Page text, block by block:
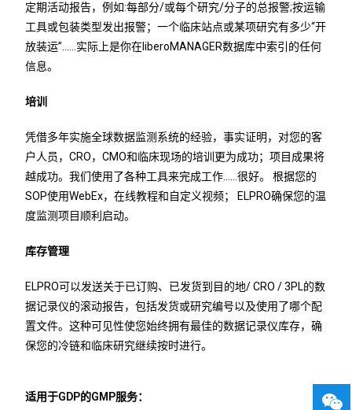
定期活动报告，例如:每部分/或每个研究/分子的总报警;按运输
工具或包装类型发出报警；一个临床站点或某项研究有多少“开
放装运”……实际上是你在liberoMANAGER数据库中索引的任何
信息。
培训
凭借多年实施全球数据监测系统的经验，事实证明，对您的客
户人员，CRO，CMO和临床现场的培训更为成功；项目成果将
越成功。我们使用了各种工具来完成工作……很好。 根据您的
SOP使用WebEx，在线教程和自定义视频； ELPRO确保您的温
度监测项目顺利启动。
库存管理
ELPRO可以发送关于已订购、已发货到目的地/ CRO / 3PL的数
据记录仪的滚动报告，包括发货或研究编号以及使用了哪个配
置文件。这种可见性使您始终拥有最佳的数据记录仪库存，确
保您的冷链和临床研究继续按时进行。
适用于GDP的GMP服务：